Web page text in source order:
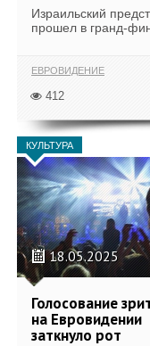
Израильский
прошел в гранд-
ЕВРОВИДЕНИЕ
412
КУЛЬТУРА
18.05.2025
Голосование
на Евровидении
заткнуло рот